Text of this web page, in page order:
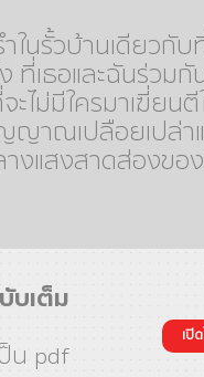
ำในรั้วบ้านเดียวกับ
ที่เธอและฉันร่วม
ไม่มีใครมาเฆี่ยน
ญาณเปลือยเปล่า
งแสงสาดส่องขอ
บเต็ม
น pdf
เปิ